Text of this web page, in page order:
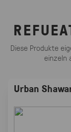
Diese Produkte
einzeln
Urban